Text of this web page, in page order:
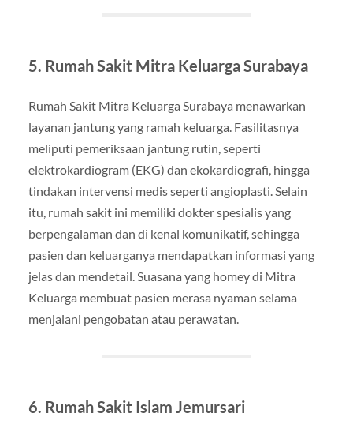
5. Rumah Sakit Mitra Keluarga Surabaya
Rumah Sakit Mitra Keluarga Surabaya menawarkan
layanan jantung yang ramah keluarga. Fasilitasnya
meliputi pemeriksaan jantung rutin, seperti
elektrokardiogram (EKG) dan ekokardiografi, hingga
tindakan intervensi medis seperti angioplasti. Selain
itu, rumah sakit ini memiliki dokter spesialis yang
berpengalaman dan di kenal komunikatif, sehingga
pasien dan keluarganya mendapatkan informasi yang
jelas dan mendetail. Suasana yang homey di Mitra
Keluarga membuat pasien merasa nyaman selama
menjalani pengobatan atau perawatan.
6. Rumah Sakit Islam Jemursari